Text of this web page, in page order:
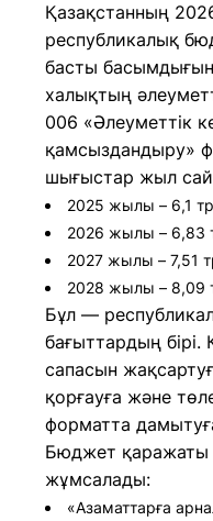
Қазақстанның
республикалық
басты
халықтың
006 «Әлеуметтік
қамсыздандыру»
шығыстар жыл
2025 жылы – 6,1
2026 жылы – 6,83
2027 жылы – 7,51
2028 жылы – 8,09
Бұл —
бағыттардың
сапасын
қорғауға және
форматта
Бюджет қаражаты
жұмсалады:
«Азаматтарға